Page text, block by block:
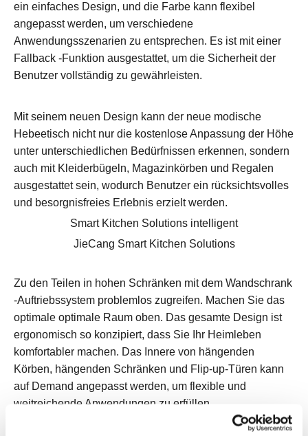
ein einfaches Design, und die Farbe kann flexibel
angepasst werden, um verschiedene
Anwendungsszenarien zu entsprechen. Es ist mit einer
Fallback -Funktion ausgestattet, um die Sicherheit der
Benutzer vollständig zu gewährleisten.
Mit seinem neuen Design kann der neue modische
Hebeetisch nicht nur die kostenlose Anpassung der Höhe
unter unterschiedlichen Bedürfnissen erkennen, sondern
auch mit Kleiderbügeln, Magazinkörben und Regalen
ausgestattet sein, wodurch Benutzer ein rücksichtsvolles
und besorgnisfreies Erlebnis erzielt werden.
Smart Kitchen Solutions intelligent
JieCang Smart Kitchen Solutions
Zu den Teilen in hohen Schränken mit dem Wandschrank
-Auftriebssystem problemlos zugreifen. Machen Sie das
optimale optimale Raum oben. Das gesamte Design ist
ergonomisch so konzipiert, dass Sie Ihr Heimleben
komfortabler machen. Das Innere von hängenden
Körben, hängenden Schränken und Flip-up-Türen kann
auf Demand angepasst werden, um flexible und
weitreichende Anwendungen zu erfüllen.